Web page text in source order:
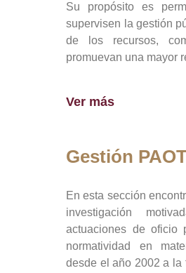
Su propósito es
supervisen la gestión
de los recursos,
promuevan una mayor
Ver más
Gestión
En esta sección
investigación
actuaciones de oficio
normatividad en
desde el año 2002 a la